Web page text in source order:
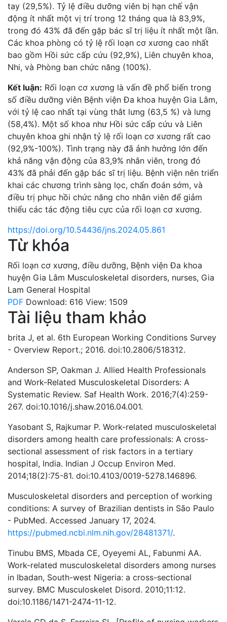
tay (29,5%). Tỷ lệ điều dưỡng viên bị hạn chế vận
động ít nhất một vị trí trong 12 tháng qua là 83,9%,
trong đó 43% đã đến gặp bác sĩ trị liệu ít nhất một lần.
Các khoa phòng có tỷ lệ rối loạn cơ xương cao nhất
bao gồm Hồi sức cấp cứu (92,9%), Liên chuyên khoa,
Nhi, và Phòng ban chức năng (100%).
Kết luận: Rối loạn cơ xương là vấn đề phổ biến trong
số điều dưỡng viên Bệnh viện Đa khoa huyện Gia Lâm,
với tỷ lệ cao nhất tại vùng thắt lưng (63,5 %) và lưng
(58,4%). Một số khoa như Hồi sức cấp cứu và Liên
chuyên khoa ghi nhận tỷ lệ rối loạn cơ xương rất cao
(92,9%-100%). Tình trạng này đã ảnh hưởng lớn đến
khả năng vận động của 83,9% nhân viên, trong đó
43% đã phải đến gặp bác sĩ trị liệu. Bệnh viện nên triển
khai các chương trình sàng lọc, chẩn đoán sớm, và
điều trị phục hồi chức năng cho nhân viên để giảm
thiểu các tác động tiêu cực của rối loạn cơ xương.
https://doi.org/10.54436/jns.2024.05.861
Từ khóa
Rối loạn cơ xương, điều dưỡng, Bệnh viện Đa khoa
huyện Gia Lâm Musculoskeletal disorders, nurses, Gia
Lam General Hospital
PDF Download: 616 View: 1509
Tài liệu tham khảo
brita J, et al. 6th European Working Conditions Survey
- Overview Report.; 2016. doi:10.2806/518312.
Anderson SP, Oakman J. Allied Health Professionals
and Work-Related Musculoskeletal Disorders: A
Systematic Review. Saf Health Work. 2016;7(4):259-
267. doi:10.1016/j.shaw.2016.04.001.
Yasobant S, Rajkumar P. Work-related musculoskeletal
disorders among health care professionals: A cross-
sectional assessment of risk factors in a tertiary
hospital, India. Indian J Occup Environ Med.
2014;18(2):75-81. doi:10.4103/0019-5278.146896.
Musculoskeletal disorders and perception of working
conditions: A survey of Brazilian dentists in São Paulo
- PubMed. Accessed January 17, 2024.
https://pubmed.ncbi.nlm.nih.gov/28481371/.
Tinubu BMS, Mbada CE, Oyeyemi AL, Fabunmi AA.
Work-related musculoskeletal disorders among nurses
in Ibadan, South-west Nigeria: a cross-sectional
survey. BMC Musculoskelet Disord. 2010;11:12.
doi:10.1186/1471-2474-11-12.